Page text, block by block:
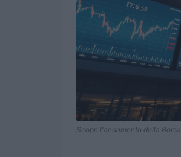
Scopri l'andamento della